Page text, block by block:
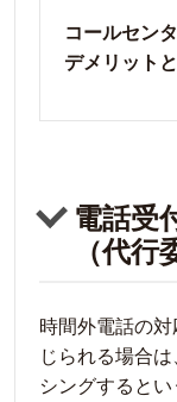
コールセン
デメリット
電話受
（代行
時間外電話の
じられる場合
シングするとい